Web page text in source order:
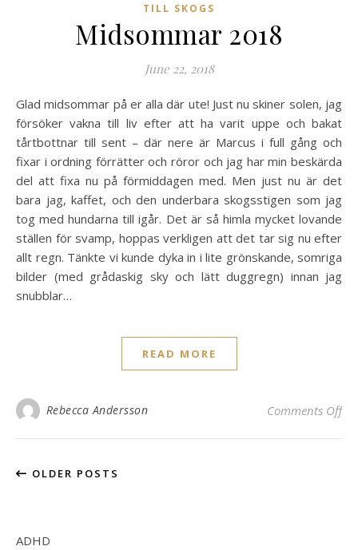
TILL SKOGS
Midsommar 2018
June 22, 2018
Glad midsommar på er alla där ute! Just nu skiner solen, jag
försöker vakna till liv efter att ha varit uppe och bakat
tårtbottnar till sent – där nere är Marcus i full gång och
fixar i ordning förrätter och röror och jag har min beskärda
del att fixa nu på förmiddagen med. Men just nu är det
bara jag, kaffet, och den underbara skogsstigen som jag
tog med hundarna till igår. Det är så himla mycket lovande
ställen för svamp, hoppas verkligen att det tar sig nu efter
allt regn. Tänkte vi kunde dyka in i lite grönskande, somriga
bilder (med grådaskig sky och lätt duggregn) innan jag
snubblar…
READ MORE
Rebecca Andersson Comments Offon
OLDER POSTS
ADHD